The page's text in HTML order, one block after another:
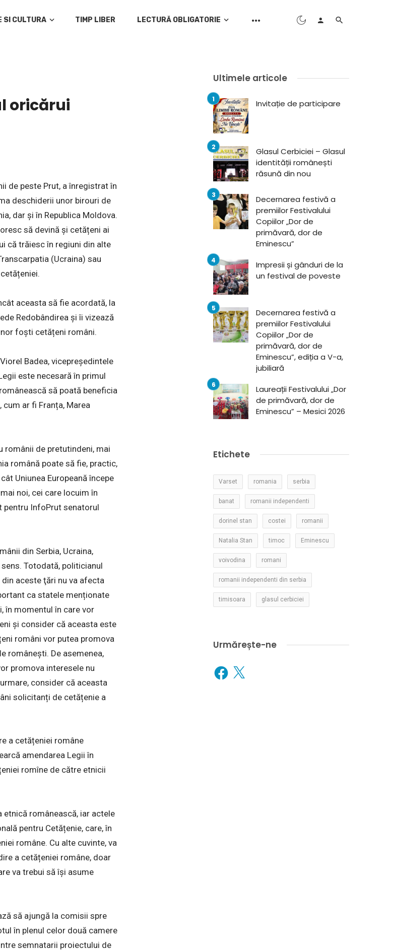
SI CULTURA TIMP LIBER LECTURĂ OBLIGATORIE
oricărui
de peste Prut, a înregistrat în
deschiderii unor birouri de
dar și în Republica Moldova.
să devină și cetățeni ai
că trăiesc în regiuni din alte
(Ucraina) sau
aceasta să fie acordată, la
Redobândirea și îi vizează
foști cetățeni români.
Badea, vicepreședintele
este necesară în primul
să poată beneficia
ar fi Franța, Marea
românii de pretutindeni, mai
română poate să fie, practic,
Uniunea Europeană începe
noi, cei care locuim în
pentru InfoPrut senatorul
din Serbia, Ucraina,
Totodată, politicianul
aceste ţări nu va afecta
ca statele menționate
în momentul în care vor
și consider că aceasta este
români vor putea promova
românești. De asemenea,
promova interesele nu
consider că aceasta
solicitanți de cetățenie a
a cetățeniei române
amendarea Legii în
romîne de către etnicii
etnică românească, iar actele
pentru Cetățenie, care, în
române. Cu alte cuvinte, va
a cetățeniei române, doar
va trebui să îşi asume
să ajungă la comisii spre
în plenul celor două camere
semnatarii proiectului de
Ultimele articole
Invitație de participare
Glasul Cerbiciei – Glasul
identității românești
răsună din nou
Decernarea festivă a
premiilor Festivalului
Copiilor „Dor de
primăvară, dor de
Eminescu”
Impresii și gânduri de la
un festival de poveste
Decernarea festivă a
premiilor Festivalului
Copiilor „Dor de
primăvară, dor de
Eminescu”, ediția a V-a,
jubiliară
Laureații Festivalului „Dor
de primăvară, dor de
Eminescu” – Mesici 2026
Etichete
Varset romania serbia
banat romanii independenti
dorinel stan costei romanii
Natalia Stan timoc Eminescu
voivodina romani
romanii independenti din serbia
timisoara glasul cerbiciei
Urmărește-ne
Facebook
X